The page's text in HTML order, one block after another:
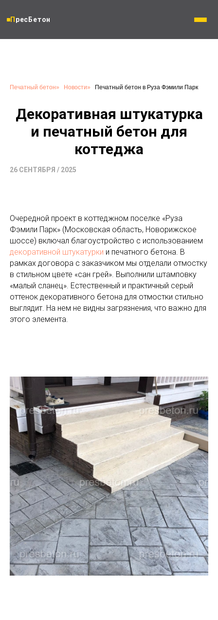
ПресБетон
Печатный бетон» Новости» Печатный бетон в Руза Фэмили Парк
Декоративная штукатурка
и печатный бетон для
коттеджа
26 СЕНТЯБРЯ / 2025
Очередной проект в коттеджном поселке «Руза
Фэмили Парк» (Московская область, Новорижское
шоссе) включал благоустройство с использованием
декоративной штукатурки и печатного бетона. В
рамках договора с заказчиком мы отделали отмостку
в стильном цвете «сан грей». Выполнили штамповку
«малый сланец». Естественный и практичный серый
оттенок декоративного бетона для отмостки стильно
выглядит. На нем не видны загрязнения, что важно для
этого элемента.